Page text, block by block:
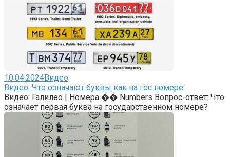
10.04.2024Видео
Видео: Что означают буквы как на гос номере
Видео: Галилео | Номера �� Numbers Вопрос-ответ: Что
означает первая буква на государственном номере?